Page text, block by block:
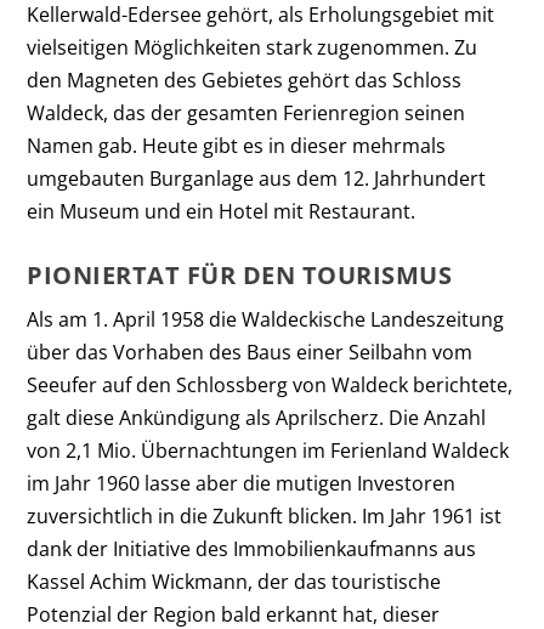
Kellerwald-Edersee gehört, als Erholungsgebiet mit
vielseitigen Möglichkeiten stark zugenommen. Zu
den Magneten des Gebietes gehört das Schloss
Waldeck, das der gesamten Ferienregion seinen
Namen gab. Heute gibt es in dieser mehrmals
umgebauten Burganlage aus dem 12. Jahrhundert
ein Museum und ein Hotel mit Restaurant.
PIONIERTAT FÜR DEN TOURISMUS
Als am 1. April 1958 die Waldeckische Landeszeitung
über das Vorhaben des Baus einer Seilbahn vom
Seeufer auf den Schlossberg von Waldeck berichtete,
galt diese Ankündigung als Aprilscherz. Die Anzahl
von 2,1 Mio. Übernachtungen im Ferienland Waldeck
im Jahr 1960 lasse aber die mutigen Investoren
zuversichtlich in die Zukunft blicken. Im Jahr 1961 ist
dank der Initiative des Immobilienkaufmanns aus
Kassel Achim Wickmann, der das touristische
Potenzial der Region bald erkannt hat, dieser